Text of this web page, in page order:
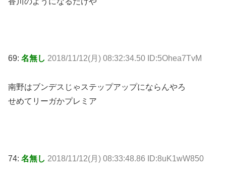
69: 名無し 2018/11/12(月) 08:32:34.50 ID:5Ohea7TvM
南野はブンデスじゃステップアップにならんやろ
せめてリーガかプレミア
74: 名無し 2018/11/12(月) 08:33:48.86 ID:8uK1wW850